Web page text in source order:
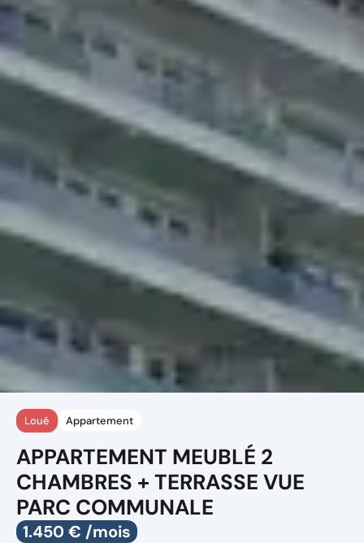
Loué Appartement
APPARTEMENT MEUBLÉ 2
CHAMBRES + TERRASSE VUE
PARC COMMUNALE
1.450 € /mois